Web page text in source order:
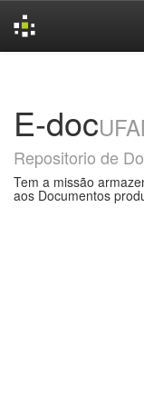
E-doc
Repositorio de
Tem a missão
aos Documentos